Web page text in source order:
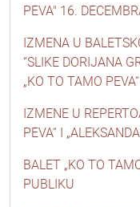
PEVA" 16.
IZMENA U
“SLIKE DORIJANA
„KO TO TAMO PEVA“
IZMENE U
PEVA“ I
BALET „KO TO
PUBLIKU